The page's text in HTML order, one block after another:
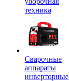
техника
Сварочные
аппараты
инверторные